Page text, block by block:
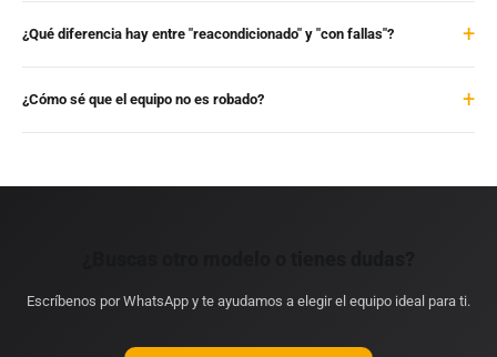
¿Qué diferencia hay entre "reacondicionado" y "con fallas"?
¿Cómo sé que el equipo no es robado?
Escríbenos por WhatsApp y te ayudamos a elegir el equipo ideal para ti.